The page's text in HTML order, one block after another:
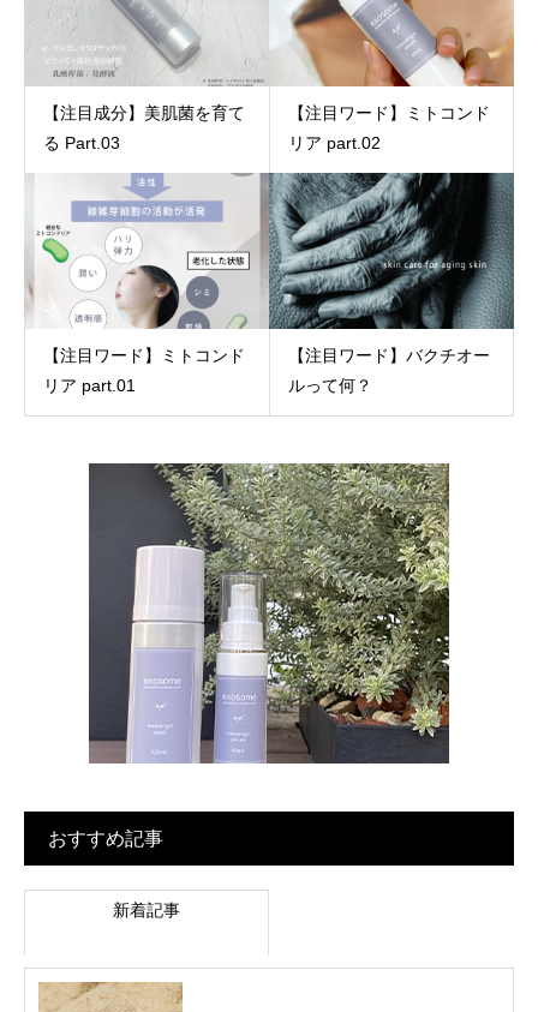
【注目成分】美肌菌を育て
る Part.03
【注目ワード】ミトコンド
リア part.02
【注目ワード】ミトコンド
リア part.01
【注目ワード】バクチオー
ルって何？
おすすめ記事
新着記事